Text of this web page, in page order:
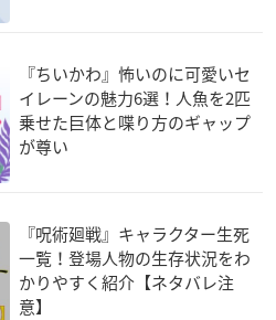
『ちいかわ』怖いのに可愛いセ
イレーンの魅力6選！人魚を2匹
乗せた巨体と喋り方のギャップ
が尊い
『呪術廻戦』キャラクター生死
一覧！登場人物の生存状況をわ
かりやすく紹介【ネタバレ注
意】